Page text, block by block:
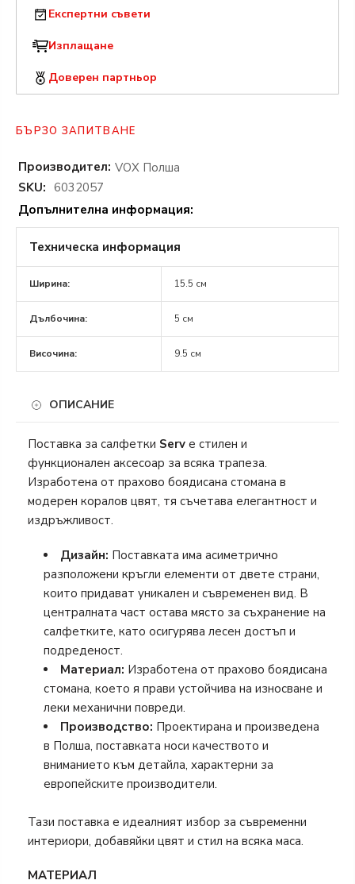
Експертни съвети
Изплащане
Доверен партньор
БЪРЗО ЗАПИТВАНЕ
Производител: VOX Полша
SKU: 6032057
Допълнителна информация:
Техническа информация
Ширина: 15.5 см
Дълбочина: 5 см
Височина: 9.5 см
ОПИСАНИЕ
Поставка за салфетки Serv е стилен и
функционален аксесоар за всяка трапеза.
Изработена от прахово боядисана стомана в
модерен коралов цвят, тя съчетава елегантност и
издръжливост.
Дизайн: Поставката има асиметрично
разположени кръгли елементи от двете страни,
които придават уникален и съвременен вид. В
централната част остава място за съхранение на
салфетките, като осигурява лесен достъп и
подреденост.
Материал: Изработена от прахово боядисана
стомана, което я прави устойчива на износване и
леки механични повреди.
Производство: Проектирана и произведена
в Полша, поставката носи качеството и
вниманието към детайла, характерни за
европейските производители.
Тази поставка е идеалният избор за съвременни
интериори, добавяйки цвят и стил на всяка маса.
МАТЕРИАЛ